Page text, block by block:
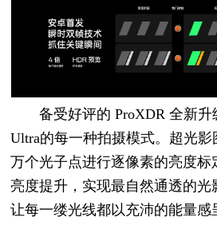
备受好评的 ProXDR 全新
Ultra的每一种拍摄模式。超光影
万个光子点进行逐像素的亮度标
亮度提升，实现最自然通透的光
让每一缕光线都以充沛的能量